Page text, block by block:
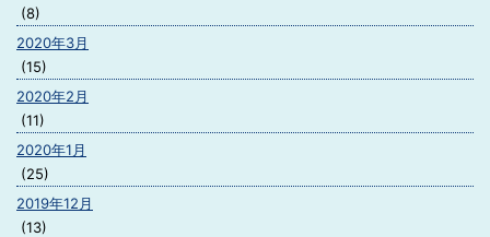
(8)
2020年3月
(15)
2020年2月
(11)
2020年1月
(25)
2019年12月
(13)